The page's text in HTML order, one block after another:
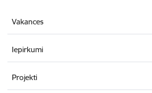
Vakances
Iepirkumi
Projekti